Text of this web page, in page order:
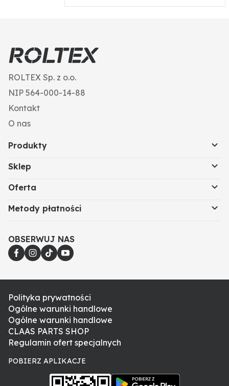
ROLTEX Sp. z o.o.
NIP 564-000-14-88
Kontakt
O nas
Produkty
Sklep
Oferta
Metody płatności
OBSERWUJ NAS
Polityka prywatności
Ogólne warunki handlowe
Ogólne warunki handlowe
CLAAS PARTS SHOP
Regulamin ofert specjalnych
POBIERZ APLIKACJE